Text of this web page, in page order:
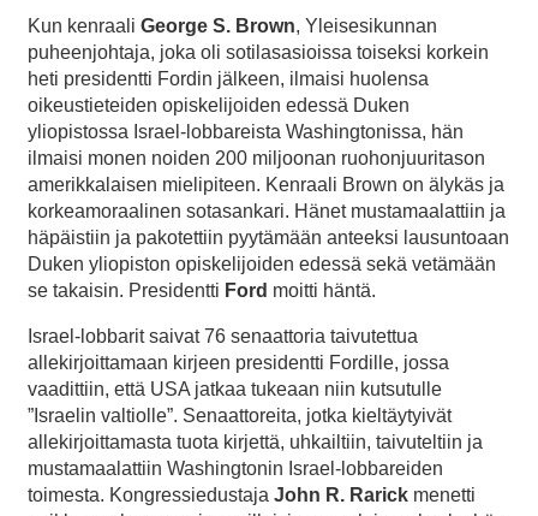
Kun kenraali George S. Brown, Yleisesikunnan
puheenjohtaja, joka oli sotilasasioissa toiseksi korkein
heti presidentti Fordin jälkeen, ilmaisi huolensa
oikeustieteiden opiskelijoiden edessä Duken
yliopistossa Israel-lobbareista Washingtonissa, hän
ilmaisi monen noiden 200 miljoonan ruohonjuuritason
amerikkalaisen mielipiteen. Kenraali Brown on älykäs ja
korkeamoraalinen sotasankari. Hänet mustamaalattiin ja
häpäistiin ja pakotettiin pyytämään anteeksi lausuntoaan
Duken yliopiston opiskelijoiden edessä sekä vetämään
se takaisin. Presidentti Ford moitti häntä.
Israel-lobbarit saivat 76 senaattoria taivutettua
allekirjoittamaan kirjeen presidentti Fordille, jossa
vaadittiin, että USA jatkaa tukeaan niin kutsutulle
”Israelin valtiolle”. Senaattoreita, jotka kieltäytyivät
allekirjoittamasta tuota kirjettä, uhkailtiin, taivuteltiin ja
mustamaalattiin Washingtonin Israel-lobbareiden
toimesta. Kongressiedustaja John R. Rarick menetti